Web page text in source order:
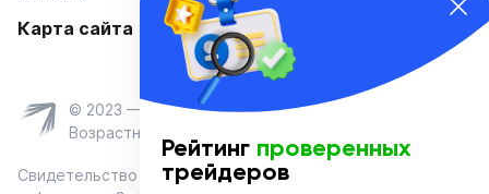
Карта сайта
© 2023 — Coinmania
Возрастное ограничение 16+
Свидетельство о регистрации средства массовой
Рейтинг проверенных
трейдеров